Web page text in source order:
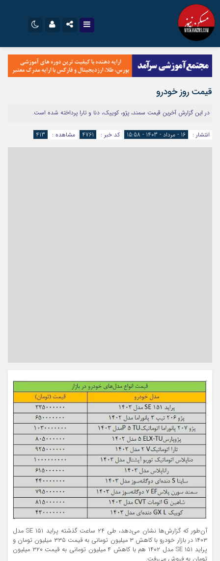
اینستاگرام
تلگرام
سروش
ایتا
آپارات
نام کاربری یا نشانی ایمیل
رمز عبور
مرا به خاطر بسپار
قیمت روز خودرو
در این گزارش آخرین قیمت سمند، پژو، کوییک، دنا و تارا پرداخته شده است.
انتشار : 16 - مرداد - 1403 - 15:58 کد خبر : 4761 مشاهده : 413
آن‌طور که گزارش‌ها نشان می‌دهد، طی ۲۴ ساعت گذشته پراید ۱۵۱ SE مدل
۱۴۰۳ در بازار خودرو با کاهش ۳ میلیون تومانی به قیمت ۳۳۵ میلیون تومان و
پراید ۱۵۱ SE مدل ۱۴۰۲ هم با کاهش ۴ میلیون تومانی به قیمت ۳۲۰ میلیون
تومان به فروش می‌رفت.